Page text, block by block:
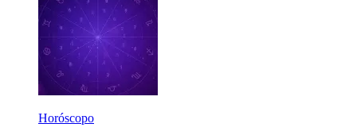
Horóscopo